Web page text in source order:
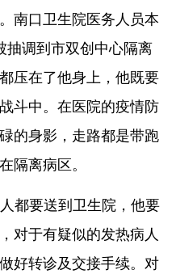
南口卫生院医务人员本
抽调到市双创中心隔离
压在了他身上，他既要
斗中。在医院的疫情防
的身影，走路都是带跑
隔离病区。
都要送到卫生院，他要
对于有疑似的发热病人
好转诊及交接手续。对